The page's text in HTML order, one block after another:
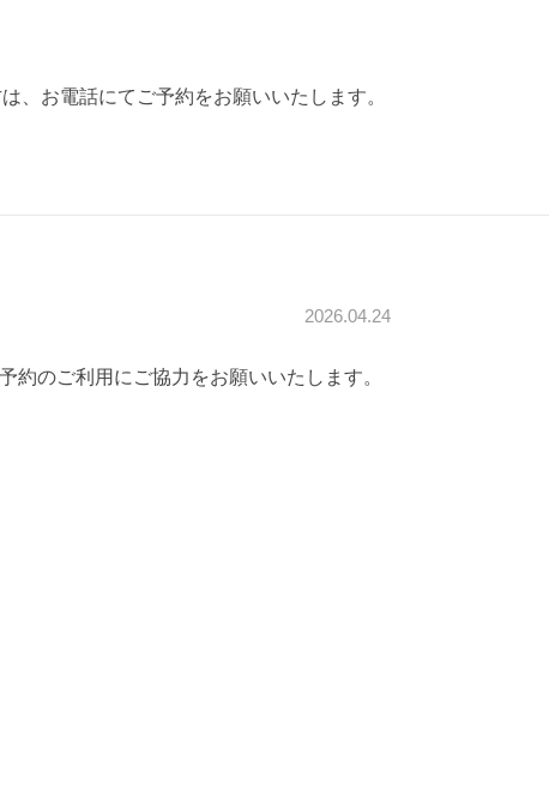
、お電話にてご予約をお願いいたします。
2026.04.24
のご利用にご協力をお願いいたします。